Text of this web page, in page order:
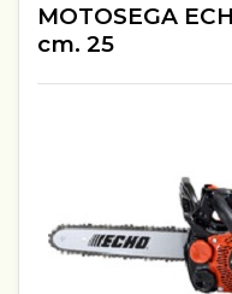
MOTOSEGA
cm. 25